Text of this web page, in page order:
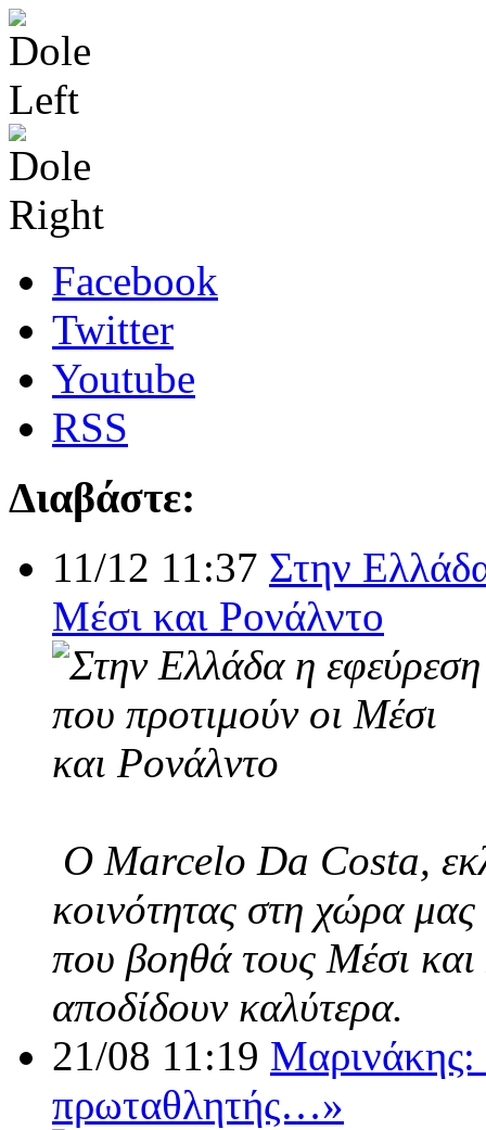
Facebook
Twitter
Youtube
RSS
Διαβάστε:
11/12 11:37 Στην
Μέσι και Ρονάλντο
Ο Marcelo Da Costa,
κοινότητας στη χώρα
που βοηθά τους Μέσι και
αποδίδουν καλύτερα.
21/08 11:19 Μαρινάκης:
πρωταθλητής…»